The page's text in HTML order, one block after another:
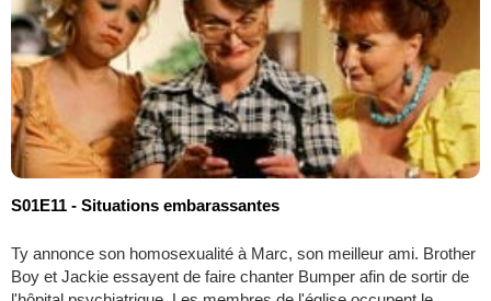
S01E11 - Situations embarassantes
Ty annonce son homosexualité à Marc, son meilleur ami. Brother
Boy et Jackie essayent de faire chanter Bumper afin de sortir de